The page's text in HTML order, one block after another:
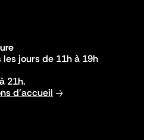
jours de 11h à 19h
21h.
d'accueil